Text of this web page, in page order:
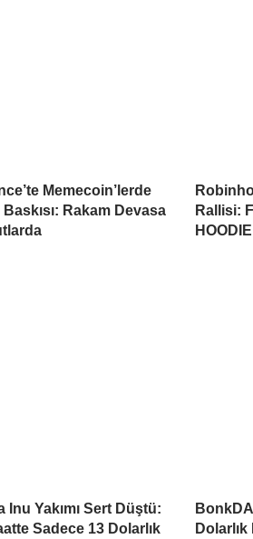
Memecoin’lerde
Baskısı: Rakam Devasa
Rallisi:
Inu Yakımı Sert Düştü:
Sadece 13 Dolarlık